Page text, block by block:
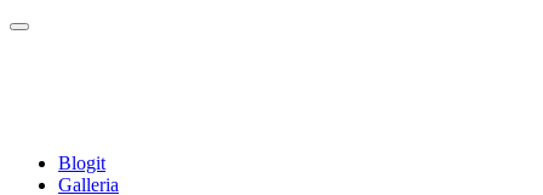
Blogit
Galleria